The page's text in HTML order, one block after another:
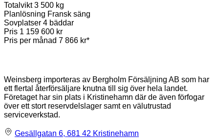
Totalvikt 3 500 kg
Planlösning Fransk säng
Sovplatser 4 bäddar
Pris 1 159 600 kr
Pris per månad 7 866 kr*
Weinsberg importeras av Bergholm Försäljning AB som har
ett flertal återförsäljare knutna till sig över hela landet.
Företaget har sin plats i Kristinehamn där de även förfogar
över ett stort reservdelslager samt en välutrustad
serviceverkstad.
Gesällgatan 6, 681 42 Kristinehamn